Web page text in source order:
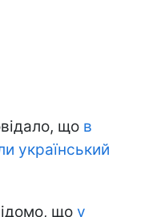
що в
український
що у